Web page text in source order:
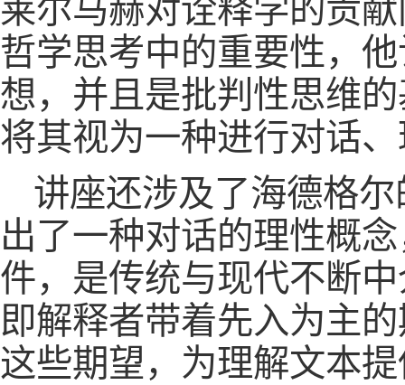
莱尔马赫对诠释学的贡
哲学思考中的重要性，
想，并且是批判性思维
将其视为一种进行对话
讲座还涉及了海德格
出了一种对话的理性概
件，是传统与现代不断
即解释者带着先入为主
这些期望，为理解文本